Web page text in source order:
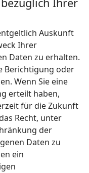
Auskunft
Ihrer
Daten zu erhalten.
Berichtigung oder
Wenn Sie eine
erteilt haben,
für die Zukunft
Recht, unter
der
Daten zu
ein